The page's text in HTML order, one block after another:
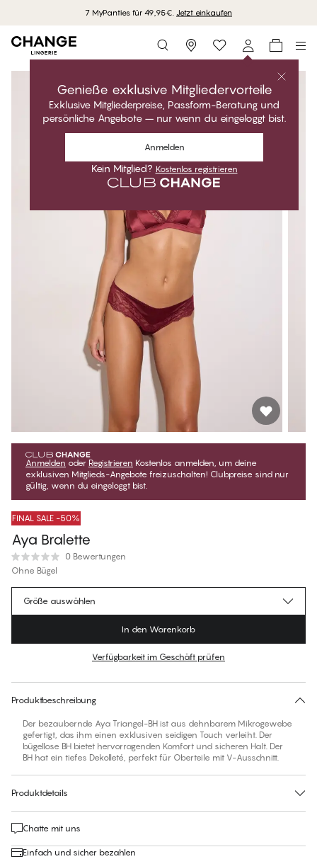
7 MyPanties für 49,95€. Jetzt einkaufen
Storefinder
Genieße exklusive Mitgliedervorteile
Exklusive Mitgliederpreise, Passform-Beratung und
persönliche Angebote – nur wenn du eingeloggt bist.
Anmelden
Kein Mitglied? Kostenlos registrieren
Anmelden oder Registrieren Kostenlos anmelden, um deine
exklusiven Mitglieds-Angebote freizuschalten! Clubpreise sind nur
gültig, wenn du eingeloggt bist.
FINAL SALE -50%
Aya Bralette
0 Bewertungen
Ohne Bügel
€39.95Regulärer Preis
Für diesen Artikel gibt es keine empfohlene Größe
Größe auswählen
In den Warenkorb
Verfügbarkeit im Geschäft prüfen
Produktbeschreibung
Der bezaubernde Aya Triangel-BH ist aus dehnbarem Mikrogewebe
gefertigt, das ihm einen exklusiven seidigen Touch verleiht. Der
bügellose BH bietet hervorragenden Komfort und sicheren Halt. Der
BH hat ein tiefes Dekolleté, perfekt für Oberteile mit V-Ausschnitt.
Produktdetails
Chatte mit uns
Einfach und sicher bezahlen